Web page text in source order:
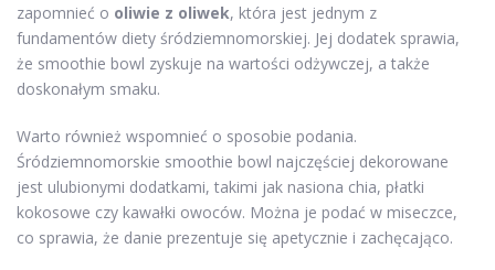
zapomnieć o oliwie z oliwek, która jest jednym z
fundamentów diety śródziemnomorskiej. Jej dodatek sprawia,
że smoothie bowl zyskuje na wartości odżywczej, a także
doskonałym smaku.
Warto również wspomnieć o sposobie podania.
Śródziemnomorskie smoothie bowl najczęściej dekorowane
jest ulubionymi dodatkami, takimi jak nasiona chia, płatki
kokosowe czy kawałki owoców. Można je podać w miseczce,
co sprawia, że danie prezentuje się apetycznie i zachęcająco.